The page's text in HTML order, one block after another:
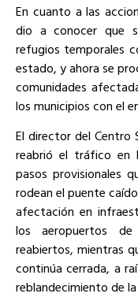
En cuanto a las
dio a conocer que
refugios temporales
estado, y ahora se
comunidades
los municipios con el
El director del Centro
reabrió el tráfico en
pasos provisionales
rodean el puente
afectación en
los aeropuertos
reabiertos, mientras
continúa cerrada, a
reblandecimiento de la